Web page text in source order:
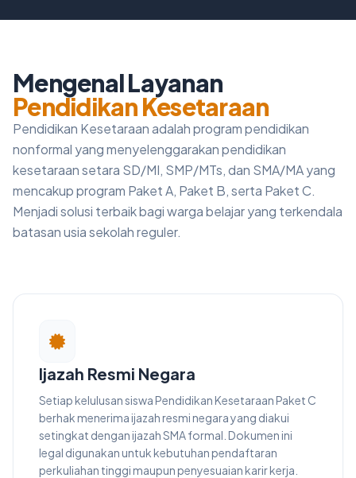
Mengenal Layanan
Pendidikan Kesetaraan
Pendidikan Kesetaraan adalah program pendidikan
nonformal yang menyelenggarakan pendidikan
kesetaraan setara SD/MI, SMP/MTs, dan SMA/MA yang
mencakup program Paket A, Paket B, serta Paket C.
Menjadi solusi terbaik bagi warga belajar yang terkendala
batasan usia sekolah reguler.
Ijazah Resmi Negara
Setiap kelulusan siswa Pendidikan Kesetaraan Paket C
berhak menerima ijazah resmi negara yang diakui
setingkat dengan ijazah SMA formal. Dokumen ini
legal digunakan untuk kebutuhan pendaftaran
perkuliahan tinggi maupun penyesuaian karir kerja.